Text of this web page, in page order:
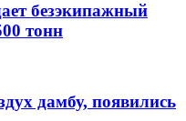
безэкипажный
тонн
дамбу, появились